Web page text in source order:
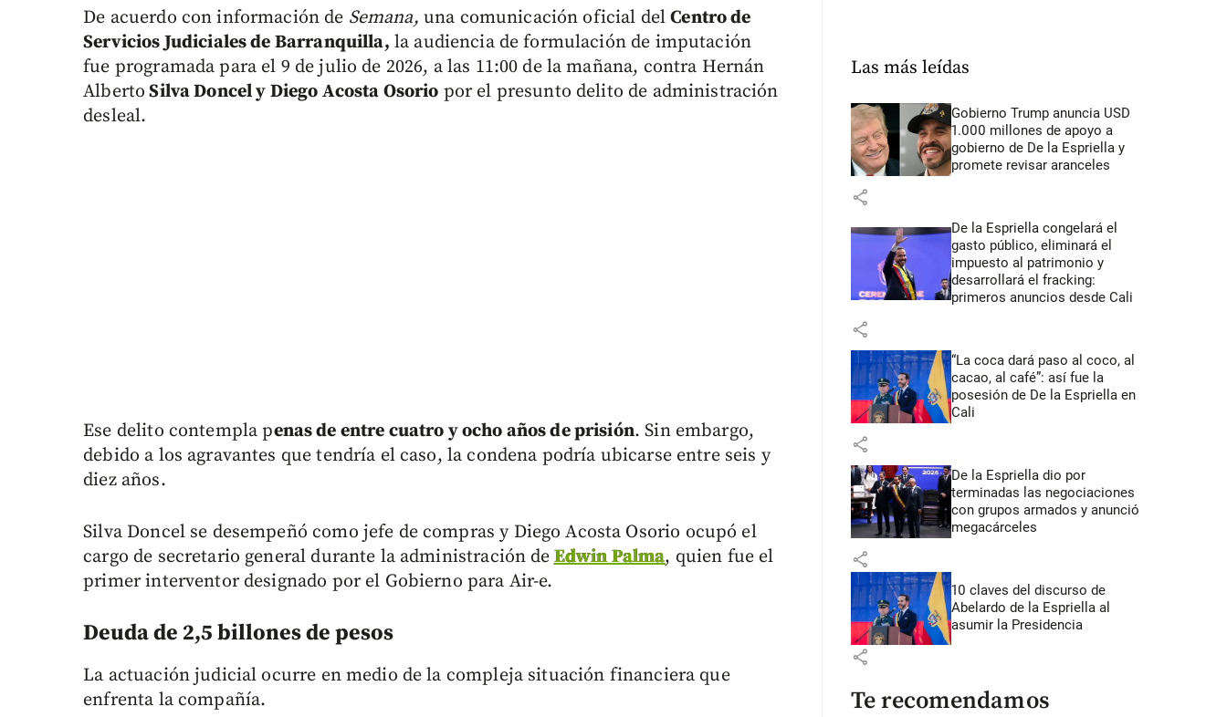
De acuerdo con información de Semana, una comunicación oficial delCentro de
Servicios Judiciales de Barranquilla, la audiencia de formulación de imputación
fue programada para el 9 de julio de 2026, a las 11:00 de la mañana, contra Hernán
Alberto Silva Doncel y Diego Acosta Osorio por el presunto delito de administración
desleal.
Ese delito contempla penas de entre cuatro y ocho años de prisión. Sin embargo,
debido a los agravantes que tendría el caso, la condena podría ubicarse entre seis y
diez años.
Silva Doncel se desempeñó como jefe de compras y Diego Acosta Osorio ocupó el
cargo de secretario general durante la administración deEdwin Palma, quien fue el
primer interventor designado por el Gobierno para Air-e.
Deuda de 2,5 billones de pesos
La actuación judicial ocurre en medio de la compleja situación financiera que
enfrenta la compañía.
Las más leídas
Gobierno Trump anuncia USD
1.000 millones de apoyo a
gobierno de De la Espriella y
promete revisar aranceles
share
De la Espriella congelará el
gasto público, eliminará el
impuesto al patrimonio y
desarrollará el fracking:
primeros anuncios desde Cali
share
“La coca dará paso al coco, al
cacao, al café”: así fue la
posesión de De la Espriella en
Cali
share
De la Espriella dio por
terminadas las negociaciones
con grupos armados y anunció
megacárceles
share
10 claves del discurso de
Abelardo de la Espriella al
asumir la Presidencia
share
Te recomendamos